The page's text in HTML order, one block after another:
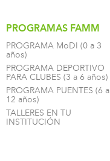
PROGRAMAS FAMM
PROGRAMA MoDI (0 a 3
años)
PROGRAMA DEPORTIVO
PARA CLUBES (3 a 6 años)
PROGRAMA PUENTES (6 a
12 años)
TALLERES EN TU
INSTITUCIÓN